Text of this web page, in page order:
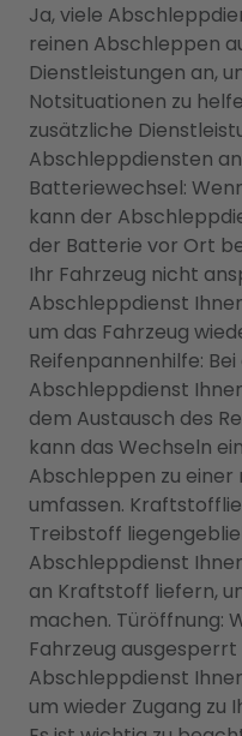
Ja, viele
reinen Abschleppen
Dienstleistungen an,
Notsituationen zu
zusätzliche
Abschleppdiensten
Batteriewechsel:
kann der
der Batterie vor Ort
Ihr Fahrzeug nicht
Abschleppdienst
um das Fahrzeug
Reifenpannenhilfe:
Abschleppdienst
dem Austausch des
kann das Wechseln
Abschleppen zu
umfassen.
Treibstoff
Abschleppdienst
an Kraftstoff liefern,
machen. Türöffnung:
Fahrzeug
Abschleppdienst
um wieder Zugang zu